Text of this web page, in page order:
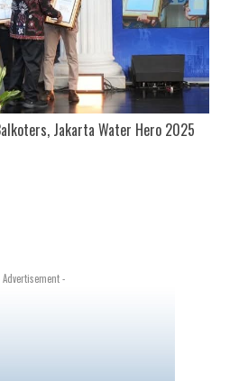
Jakarta Water Hero 2025
Advertisement -